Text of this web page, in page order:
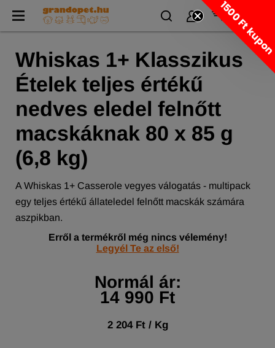
Whiskas 1+ Klasszikus
Ételek teljes értékű
nedves eledel felnőtt
macskáknak 80 x 85 g
(6,8 kg)
A Whiskas 1+ Casserole vegyes válogatás - multipack
egy teljes értékű állateledel felnőtt macskák számára
aszpikban.
Erről a termékről még nincs vélemény!
Legyél Te az első!
Normál ár:
14 990 Ft
2 204 Ft / Kg
1500 Ft